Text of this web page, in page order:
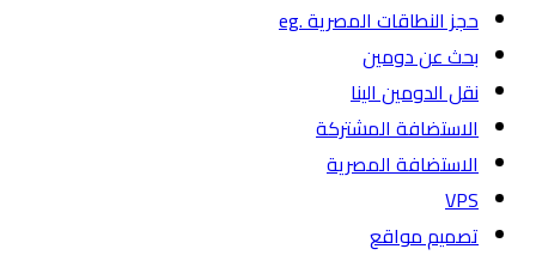
حجز النطاقات المصرية .eg
بحث عن دومين
نقل الدومين الينا
الاستضافة المشتركة
الاستضافة المصرية
VPS
تصميم مواقع